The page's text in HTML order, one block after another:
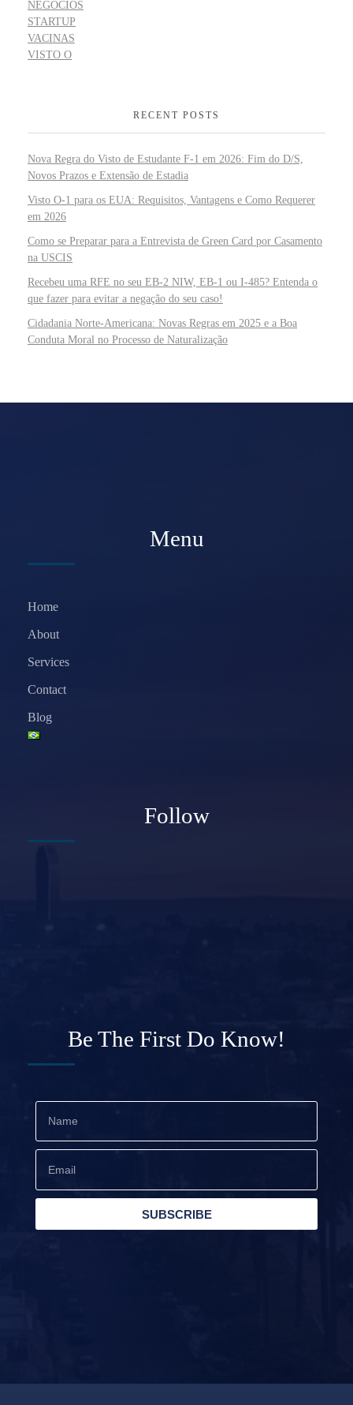
NEGÓCIOS
STARTUP
VACINAS
VISTO O
RECENT POSTS
Nova Regra do Visto de Estudante F-1 em 2026: Fim do D/S,
Novos Prazos e Extensão de Estadia
Visto O-1 para os EUA: Requisitos, Vantagens e Como Requerer
em 2026
Como se Preparar para a Entrevista de Green Card por Casamento
na USCIS
Recebeu uma RFE no seu EB-2 NIW, EB-1 ou I-485? Entenda o
que fazer para evitar a negação do seu caso!
Cidadania Norte-Americana: Novas Regras em 2025 e a Boa
Conduta Moral no Processo de Naturalização
Menu
Home
About
Services
Contact
Blog
Follow
Be The First Do Know!
SUBSCRIBE